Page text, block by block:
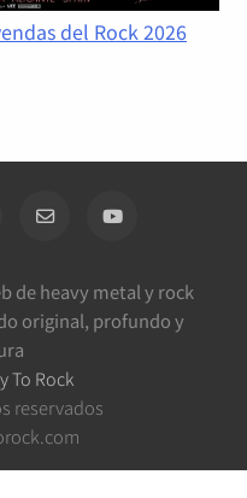
del Rock 2026
de heavy metal y rock
original, profundo y
To Rock
reservados